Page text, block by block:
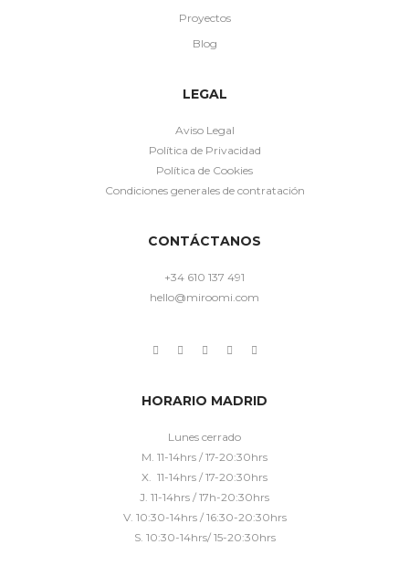
Proyectos
Blog
LEGAL
Aviso Legal
Política de Privacidad
Política de Cookies
Condiciones generales de contratación
CONTÁCTANOS
+34 610 137 491
hello@miroomi.com
HORARIO MADRID
Lunes cerrado
M. 11-14hrs / 17-20:30hrs
X. 11-14hrs / 17-20:30hrs
J. 11-14hrs / 17h-20:30hrs
V. 10:30-14hrs / 16:30-20:30hrs
S. 10:30-14hrs/ 15-20:30hrs